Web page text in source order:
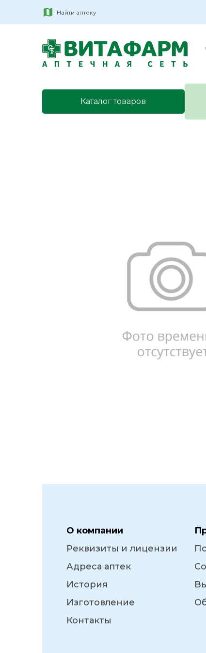
Найти аптеку
Каталог товаров
О компании
Реквизиты и лицензии
Адреса аптек
История
Изготовление
Контакты